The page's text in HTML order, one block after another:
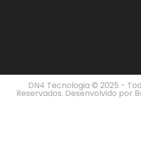
DN4 Tecnologia © 2025 -
Reservados. Desenvolvido por